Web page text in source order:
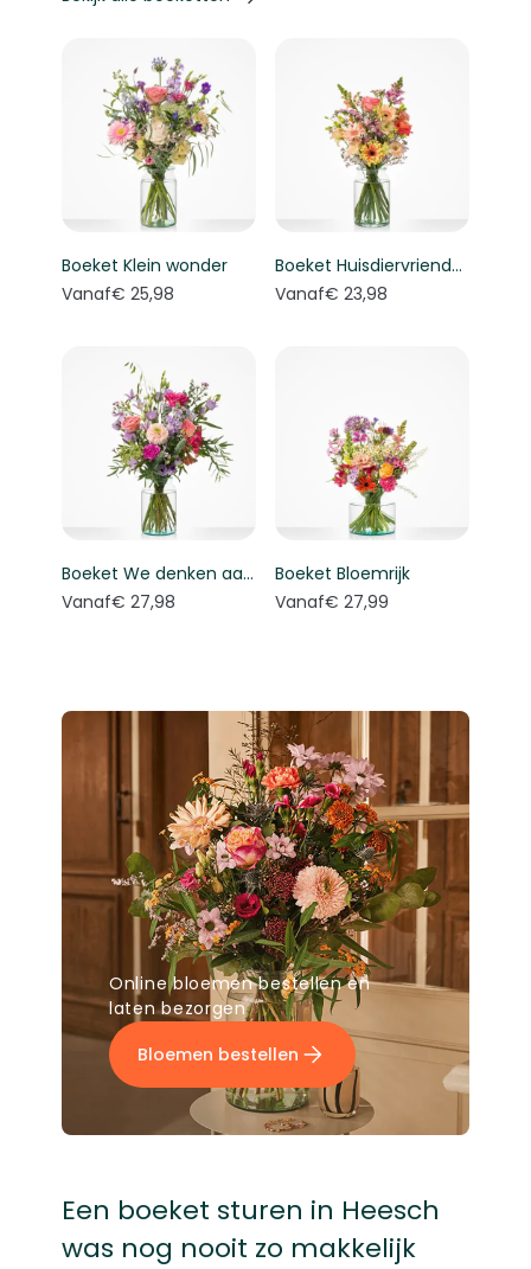
Boeket Klein wonder
Vanaf€ 25,98
Boeket Huisdiervriendelijk boeket
Vanaf€ 23,98
Boeket We denken aan je
Vanaf€ 27,98
Boeket Bloemrijk
Vanaf€ 27,99
Online bloemen bestellen en
laten bezorgen
Bloemen bestellen
Een boeket sturen in Heesch
was nog nooit zo makkelijk